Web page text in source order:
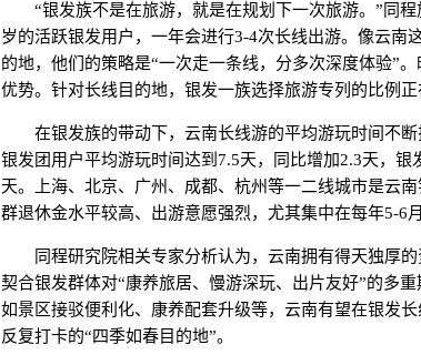
“银发族不是在旅游，就是在规划下一次旅游。”同
岁的活跃银发用户，一年会进行3-4次长线出游。像云南
的地，他们的策略是“一次走一条线，分多次深度体验”
优势。针对长线目的地，银发一族选择旅游专列的比例正
在银发族的带动下，云南长线游的平均游玩时间不
银发团用户平均游玩时间达到7.5天，同比增加2.3天，
天。上海、北京、广州、成都、杭州等一二线城市是云
群退休金水平较高、出游意愿强烈，尤其集中在每年5-6
同程研究院相关专家分析认为，云南拥有得天独厚
契合银发群体对“康养旅居、慢游深玩、出片友好”的多
如景区接驳便利化、康养配套升级等，云南有望在银发
反复打卡的“四季如春目的地”。